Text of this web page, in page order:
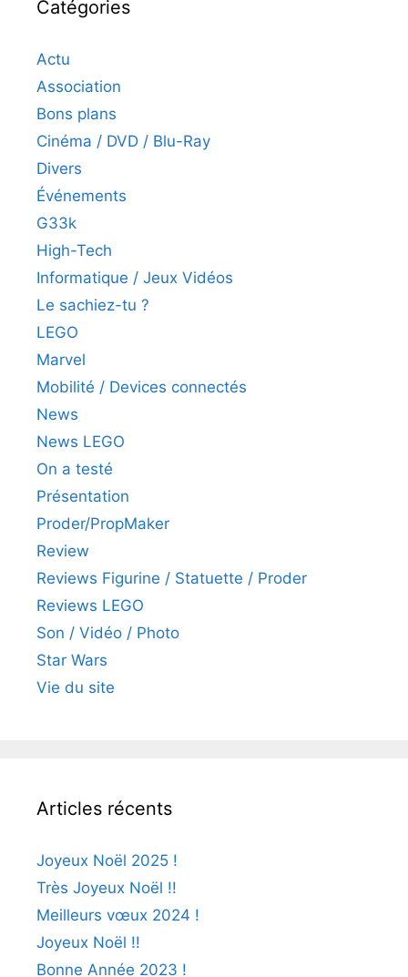
Catégories
Actu
Association
Bons plans
Cinéma / DVD / Blu-Ray
Divers
Événements
G33k
High-Tech
Informatique / Jeux Vidéos
Le sachiez-tu ?
LEGO
Marvel
Mobilité / Devices connectés
News
News LEGO
On a testé
Présentation
Proder/PropMaker
Review
Reviews Figurine / Statuette / Proder
Reviews LEGO
Son / Vidéo / Photo
Star Wars
Vie du site
Articles récents
Joyeux Noël 2025 !
Très Joyeux Noël !!
Meilleurs vœux 2024 !
Joyeux Noël !!
Bonne Année 2023 !